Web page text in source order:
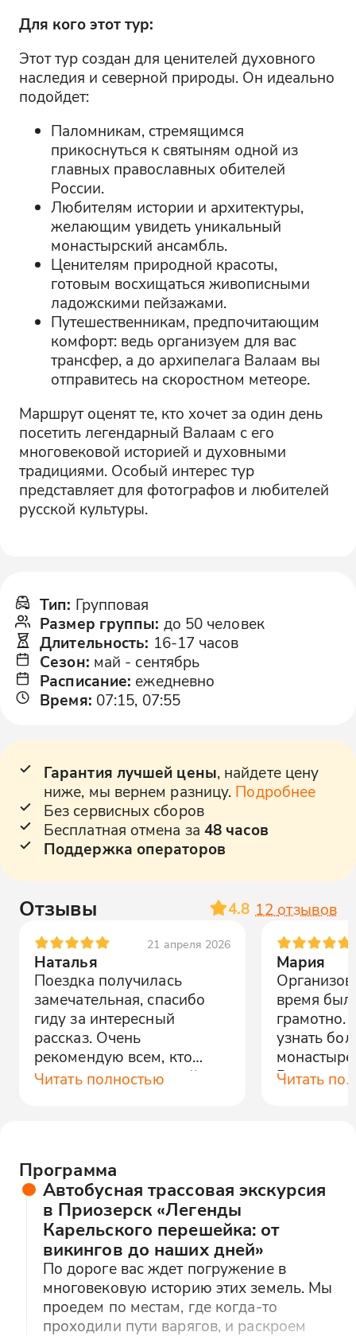
Для кого этот тур:
Этот тур создан для ценителей духовного
наследия и северной природы. Он идеально
подойдет:
Паломникам, стремящимся
прикоснуться к святыням одной из
главных православных обителей
России.
Любителям истории и архитектуры,
желающим увидеть уникальный
монастырский ансамбль.
Ценителям природной красоты,
готовым восхищаться живописными
ладожскими пейзажами.
Путешественникам, предпочитающим
комфорт: ведь организуем для вас
трансфер, а до архипелага Валаам вы
отправитесь на скоростном метеоре.
Маршрут оценят те, кто хочет за один день
посетить легендарный Валаам с его
многовековой историей и духовными
традициями. Особый интерес тур
представляет для фотографов и любителей
русской культуры.
Тип: Групповая
Размер группы: до 50 человек
Длительность: 16-17 часов
Сезон: май - сентябрь
Расписание: ежедневно
Время: 07:15, 07:55
Гарантия лучшей цены, найдете цену
ниже, мы вернем разницу. Подробнее
Без сервисных сборов
Бесплатная отмена за 48 часов
Поддержка операторов
Отзывы 4.8 12 отзывов
21 апреля 2026
Наталья
Поездка получилась
замечательная, спасибо
гиду за интересный
рассказ. Очень
рекомендую всем, кто
интересуется историей и
Читать полностью
Мария
время
грамотно.
узнать
Читать
Программа
Автобусная трассовая экскурсия
в Приозерск «Легенды
Карельского перешейка: от
викингов до наших дней»
По дороге вас ждет погружение в
многовековую историю этих земель. Мы
проедем по местам, где когда-то
проходили пути варягов, и раскроем